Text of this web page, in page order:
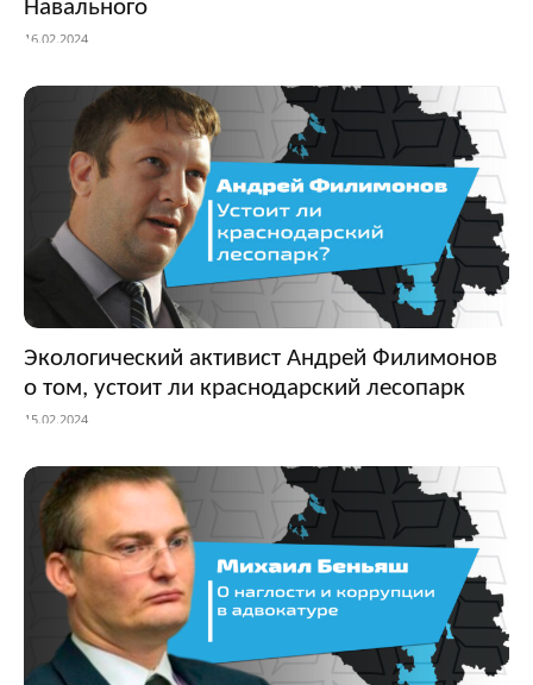
Навального
16.02.2024
Экологический активист Андрей Филимонов
о том, устоит ли краснодарский лесопарк
15.02.2024